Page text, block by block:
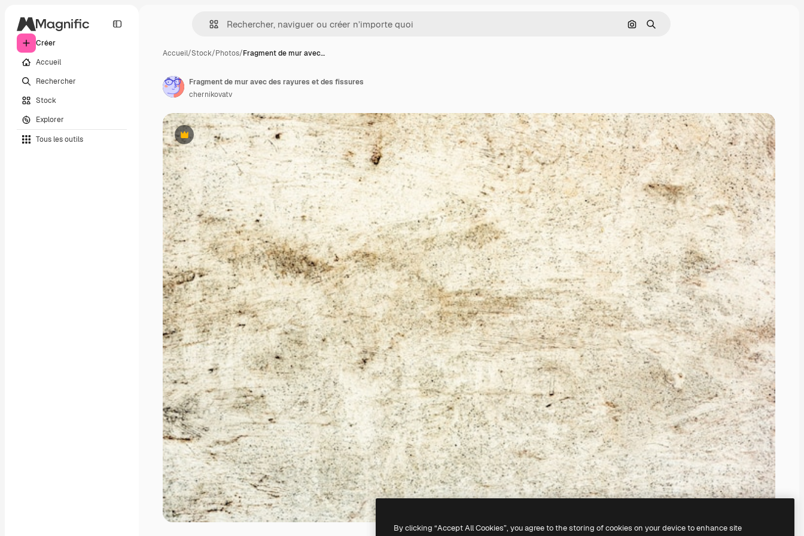
Créer
Accueil
Rechercher
Stock
Explorer
Tous les outils
Rechercher par image
Rechercher
Accueil/Stock/Photos/Fragment de mur avec…
Premium
Fragment de mur avec des rayures et des fissures
chernikovatv
By clicking “Accept All Cookies”, you agree to the storing of cookies on your device to enhance site